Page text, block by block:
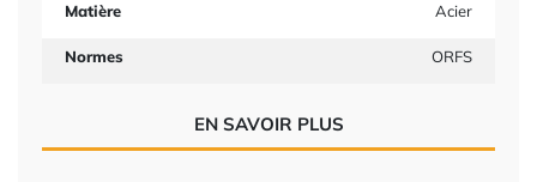
Matière Acier
Normes ORFS
EN SAVOIR PLUS